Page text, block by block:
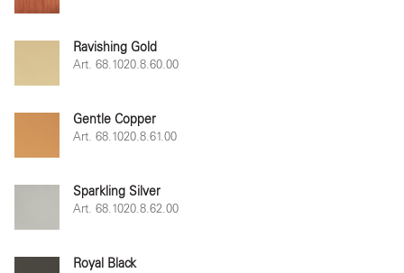
Ravishing Gold
Art. 68.1020.8.60.00
Gentle Copper
Art. 68.1020.8.61.00
Sparkling Silver
Art. 68.1020.8.62.00
Royal Black